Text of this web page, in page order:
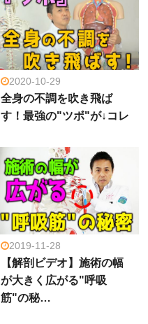
2020-10-29
全身の不調を吹き飛ば
す！最強の"ツボ"が↓コレ
2019-11-28
【解剖ビデオ】施術の幅
が大きく広がる"呼吸
筋"の秘…